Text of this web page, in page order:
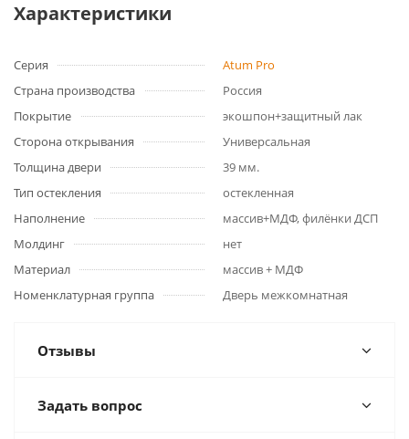
Характеристики
Серия
Atum Pro
Страна производства
Россия
Покрытие
экошпон+защитный лак
Сторона открывания
Универсальная
Толщина двери
39 мм.
Тип остекления
остекленная
Наполнение
массив+МДФ, филёнки ДСП
Молдинг
нет
Материал
массив + МДФ
Номенклатурная группа
Дверь межкомнатная
Отзывы
Задать вопрос